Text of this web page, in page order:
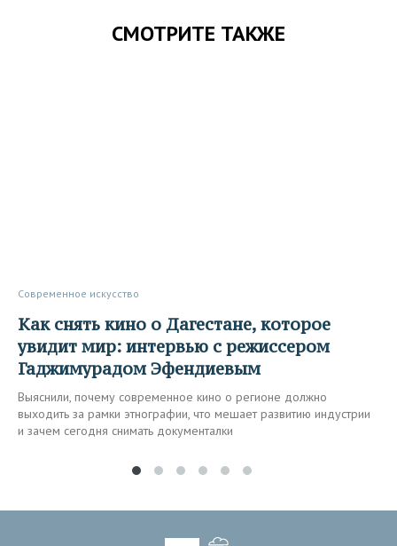
СМОТРИТЕ ТАКЖЕ
Современное искусство
Как снять кино о Дагестане, которое
увидит мир: интервью с режиссером
Гаджимурадом Эфендиевым
Выяснили, почему современное кино о регионе должно
выходить за рамки этнографии, что мешает развитию индустрии
и зачем сегодня снимать документалки